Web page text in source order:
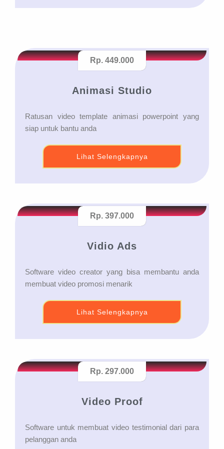
Rp. 449.000
Animasi Studio
Ratusan video template animasi powerpoint yang
siap untuk bantu anda
Lihat Selengkapnya
Rp. 397.000
Vidio Ads
Software video creator yang bisa membantu anda
membuat video promosi menarik
Lihat Selengkapnya
Rp. 297.000
Video Proof
Software untuk membuat video testimonial dari para
pelanggan anda